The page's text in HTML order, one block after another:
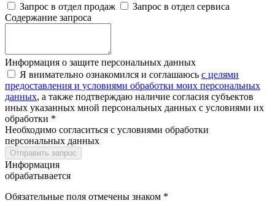
Запрос в отдел продаж
Запрос в отдел сервиса
Содержание запроса
Информация о защите персональных данных
Я внимательно ознакомился и соглашаюсь с целями
предоставления и условиями обработки моих персональных
данных, а также подтверждаю наличие согласия субъектов
иных указанных мной персональных данных с условиями их
обработки *
Необходимо согласиться с условиями обработки
персональных данных
Отправить запрос
Информация
обрабатывается
Обязательные поля отмечены знаком *